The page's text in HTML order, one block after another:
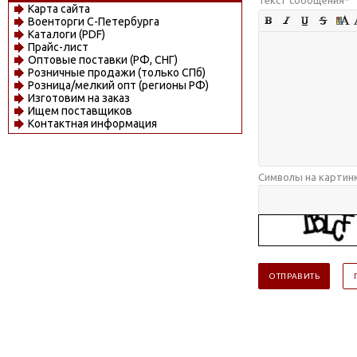
Карта сайта
Военторги С-Петербурга
Каталоги (PDF)
Прайс-лист
Оптовые поставки (РФ, СНГ)
Розничные продажи (только СПб)
Розница/мелкий опт (регионы РФ)
Изготовим на заказ
Ищем поставщиков
Контактная информация
Символы на